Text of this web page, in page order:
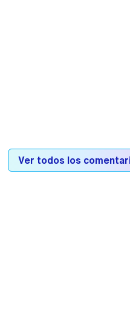
Ver todos los